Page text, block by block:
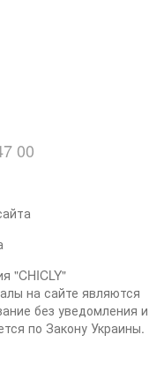
00
"CHICLY"
на сайте являются
без уведомления и
по Закону Украины.